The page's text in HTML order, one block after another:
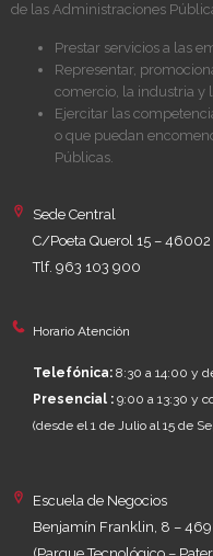
de las Administraciones
Prestar servicios a las
Representar,
comercio, la industria y
Ejercitar las
o que puedan
Públicas.
Sede Central
C/Poeta Querol 15 – 46002
Tlf. 963 103 900
Horario Atención
Telefónica: 8:30 a 14:00 y
Presencial : 9:00 a 13:30 y
(desde el 1 de Julio al 15 de
Escuela de Negocios
Benjamín Franklin, 8 –